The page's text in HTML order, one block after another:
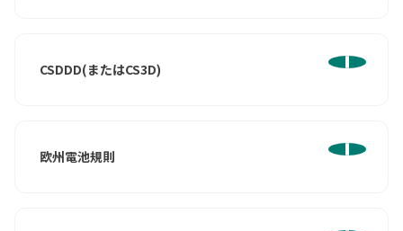
CSDDD(またはCS3D)
欧州電池規則